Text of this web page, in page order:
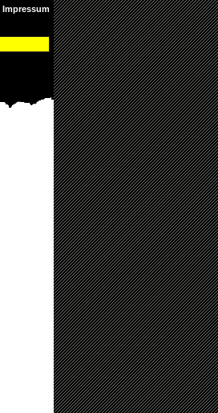
Impressum